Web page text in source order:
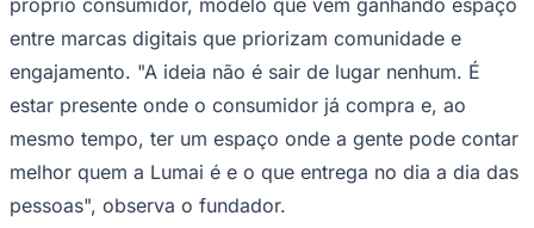
Corinthians
entre marcas digitais que priorizam comunidade e
engajamento. "A ideia não é sair de lugar nenhum. É
estar presente onde o consumidor já compra e, ao
mesmo tempo, ter um espaço onde a gente pode contar
melhor quem a Lumai é e o que entrega no dia a dia das
pessoas", observa o fundador.